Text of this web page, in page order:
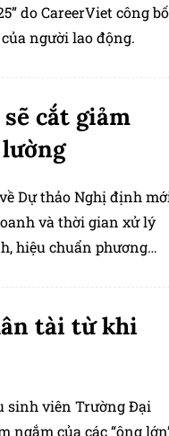
do CareerViet công bố
người lao động.
cắt giảm
Dự thảo Nghị định
và thời gian xử lý
hiệu chuẩn phương
tài từ khi
sinh viên Trường Đại
ngắm của các “ông